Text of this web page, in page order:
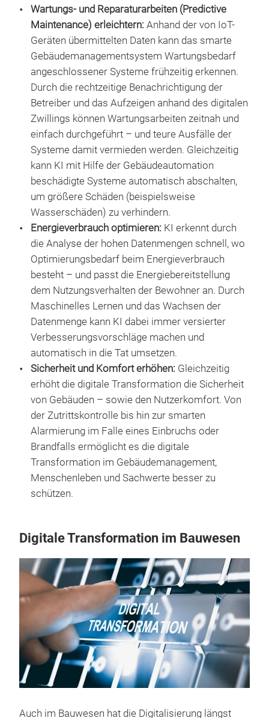
Wartungs- und Reparaturarbeiten (Predictive
Maintenance) erleichtern: Anhand der von IoT-
Geräten übermittelten Daten kann das smarte
Gebäudemanagementsystem Wartungsbedarf
angeschlossener Systeme frühzeitig erkennen.
Durch die rechtzeitige Benachrichtigung der
Betreiber und das Aufzeigen anhand des digitalen
Zwillings können Wartungsarbeiten zeitnah und
einfach durchgeführt – und teure Ausfälle der
Systeme damit vermieden werden. Gleichzeitig
kann KI mit Hilfe der Gebäudeautomation
beschädigte Systeme automatisch abschalten,
um größere Schäden (beispielsweise
Wasserschäden) zu verhindern.
Energieverbrauch optimieren: KI erkennt durch
die Analyse der hohen Datenmengen schnell, wo
Optimierungsbedarf beim Energieverbrauch
besteht – und passt die Energiebereitstellung
dem Nutzungsverhalten der Bewohner an. Durch
Maschinelles Lernen und das Wachsen der
Datenmenge kann KI dabei immer versierter
Verbesserungsvorschläge machen und
automatisch in die Tat umsetzen.
Sicherheit und Komfort erhöhen: Gleichzeitig
erhöht die digitale Transformation die Sicherheit
von Gebäuden – sowie den Nutzerkomfort. Von
der Zutrittskontrolle bis hin zur smarten
Alarmierung im Falle eines Einbruchs oder
Brandfalls ermöglicht es die digitale
Transformation im Gebäudemanagement,
Menschenleben und Sachwerte besser zu
schützen.
Digitale Transformation im Bauwesen
Auch im Bauwesen hat die Digitalisierung längst